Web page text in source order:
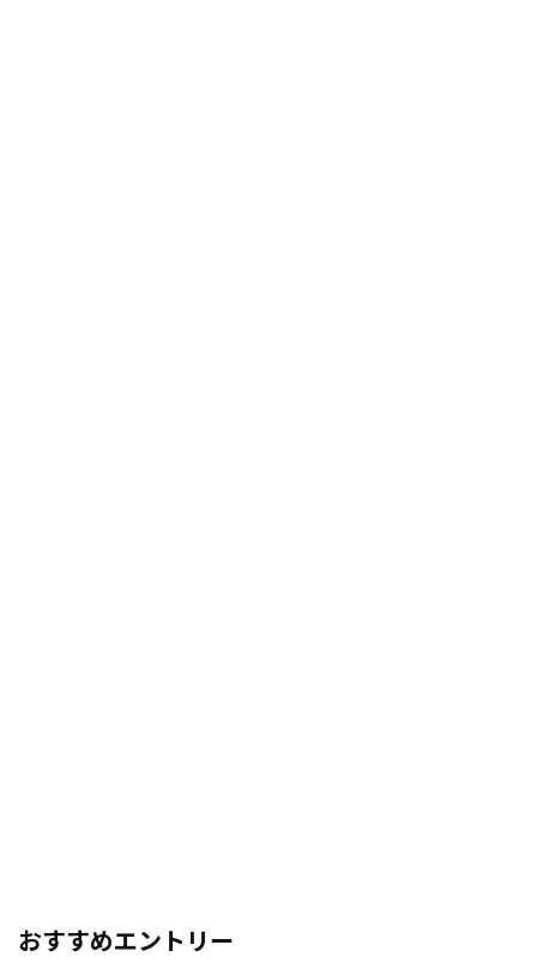
おすすめエントリー